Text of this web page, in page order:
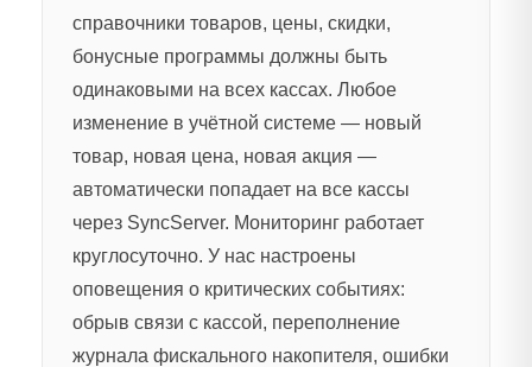
справочники товаров, цены, скидки,
бонусные программы должны быть
одинаковыми на всех кассах. Любое
изменение в учётной системе — новый
товар, новая цена, новая акция —
автоматически попадает на все кассы
через SyncServer. Мониторинг работает
круглосуточно. У нас настроены
оповещения о критических событиях:
обрыв связи с кассой, переполнение
журнала фискального накопителя, ошибки